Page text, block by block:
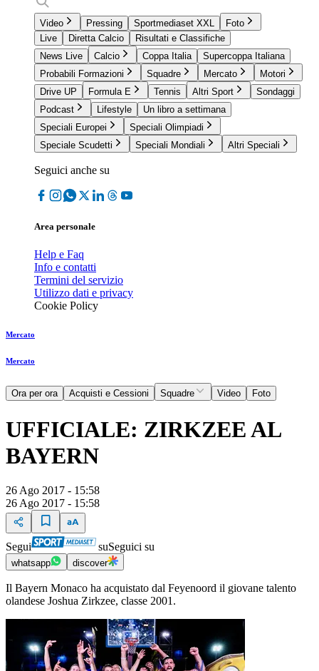
Video Pressing Sportmediaset XXL
Foto
Live
Diretta Calcio
Risultati e Classifiche
News Live
Calcio Coppa Italia
Supercoppa Italiana
Probabili Formazioni
Squadre Mercato
Motori
Drive UP
Formula E Tennis Altri Sport
Sondaggi
Podcast
Lifestyle
Un libro a settimana
Speciali Europei
Speciali Olimpiadi
Speciale Scudetti
Speciali Mondiali Altri Speciali
Seguici anche su
Area personale
Help e Faq
Info e contatti
Termini del servizio
Utilizzo dati e privacy
Cookie Policy
Mercato
Mercato
Ora per ora Acquisti e Cessioni Squadre Video Foto
UFFICIALE: ZIRKZEE AL
BAYERN
26 Ago 2017 - 15:58
26 Ago 2017 - 15:58
Segui suSeguici su
whatsapp discover
Il Bayern Monaco ha acquistato dal Feyenoord il giovane talento
olandese Joshua Zirkzee, classe 2001.